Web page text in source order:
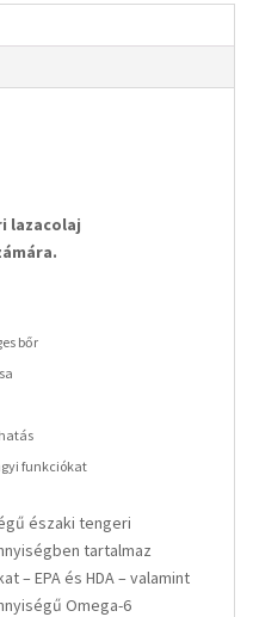
lazacolaj
bőr
funkciókat
északi tengeri
tartalmaz
– EPA és HDA – valamint
Omega-6